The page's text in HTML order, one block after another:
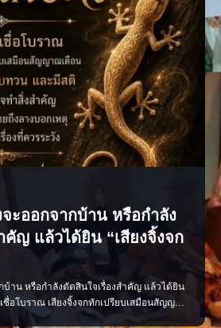
ะออกจากบ้าน หรือกำลัง
คัญ แล้วได้ยิน “เสียงจิ้งจก
บ้าน หรือกำลังตัดสินใจเรื่องสำคัญ แล้วได้ยิน
ชื่อโบราณ เสียงจิ้งจกทักเปรียบเสมือนสัญญาณ
และมีสติก่อนลงมือทำ บางครั้งอาจเป็นลาง